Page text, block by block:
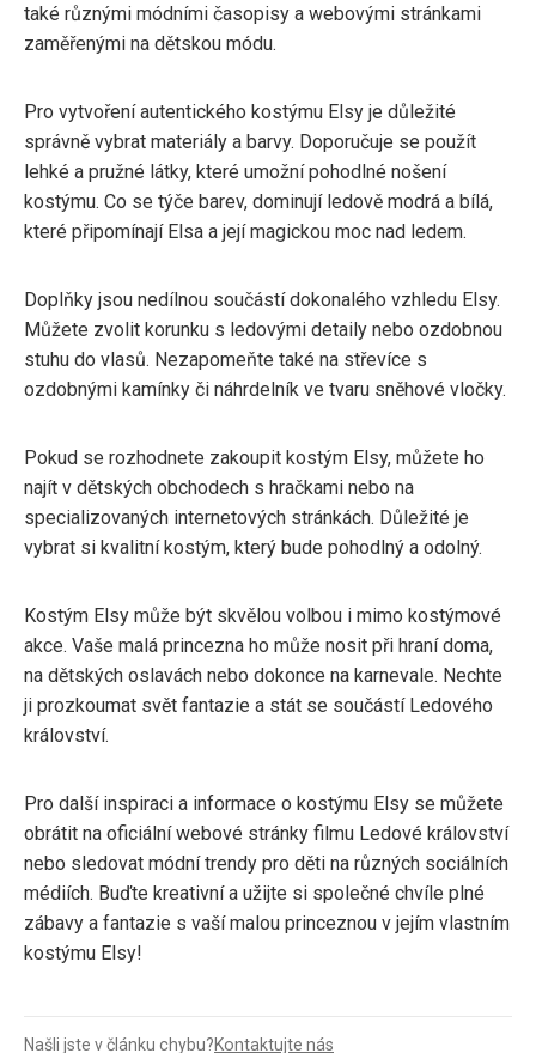
také různými módními časopisy a webovými stránkami
zaměřenými na dětskou módu.
Pro vytvoření autentického kostýmu Elsy je důležité
správně vybrat materiály a barvy. Doporučuje se použít
lehké a pružné látky, které umožní pohodlné nošení
kostýmu. Co se týče barev, dominují ledově modrá a bílá,
které připomínají Elsa a její magickou moc nad ledem.
Doplňky jsou nedílnou součástí dokonalého vzhledu Elsy.
Můžete zvolit korunku s ledovými detaily nebo ozdobnou
stuhu do vlasů. Nezapomeňte také na střevíce s
ozdobnými kamínky či náhrdelník ve tvaru sněhové vločky.
Pokud se rozhodnete zakoupit kostým Elsy, můžete ho
najít v dětských obchodech s hračkami nebo na
specializovaných internetových stránkách. Důležité je
vybrat si kvalitní kostým, který bude pohodlný a odolný.
Kostým Elsy může být skvělou volbou i mimo kostýmové
akce. Vaše malá princezna ho může nosit při hraní doma,
na dětských oslavách nebo dokonce na karnevale. Nechte
ji prozkoumat svět fantazie a stát se součástí Ledového
království.
Pro další inspiraci a informace o kostýmu Elsy se můžete
obrátit na oficiální webové stránky filmu Ledové království
nebo sledovat módní trendy pro děti na různých sociálních
médiích. Buďte kreativní a užijte si společné chvíle plné
zábavy a fantazie s vaší malou princeznou v jejím vlastním
kostýmu Elsy!
Našli jste v článku chybu?Kontaktujte nás